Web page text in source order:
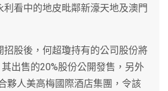
看中的地皮毗鄰新濠天地及澳門
招股後，何超瓊持有的公司股份將
出售的20%股份公開發售，另外
夥人美高梅國際酒店集團，令該